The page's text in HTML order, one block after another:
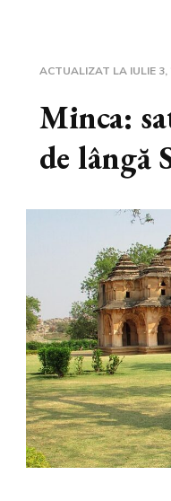
ACTUALIZAT LA IULIE
Minca:
de lângă